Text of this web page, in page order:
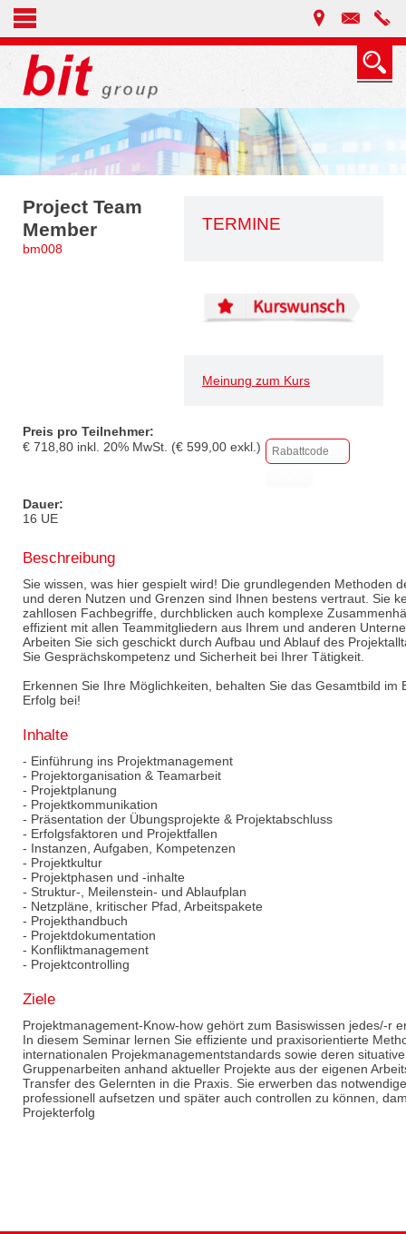
TERMINE
Meinung zum Kurs
Project Team
Member
bm008
Preis pro Teilnehmer:
€ 718,80 inkl. 20% MwSt. (€ 599,00 exkl.)
Dauer:
16 UE
Beschreibung
Sie wissen, was hier gespielt wird! Die grundlegenden Methoden
und deren Nutzen und Grenzen sind Ihnen bestens vertraut. Sie
zahllosen Fachbegriffe, durchblicken auch komplexe
effizient mit allen Teammitgliedern aus Ihrem und anderen
Arbeiten Sie sich geschickt durch Aufbau und Ablauf des
Sie Gesprächskompetenz und Sicherheit bei Ihrer Tätigkeit.
Erkennen Sie Ihre Möglichkeiten, behalten Sie das Gesamtbild im
Erfolg bei!
Inhalte
- Einführung ins Projektmanagement
- Projektorganisation & Teamarbeit
- Projektplanung
- Projektkommunikation
- Präsentation der Übungsprojekte & Projektabschluss
- Erfolgsfaktoren und Projektfallen
- Instanzen, Aufgaben, Kompetenzen
- Projektkultur
- Projektphasen und -inhalte
- Struktur-, Meilenstein- und Ablaufplan
- Netzpläne, kritischer Pfad, Arbeitspakete
- Projekthandbuch
- Projektdokumentation
- Konfliktmanagement
- Projektcontrolling
Ziele
Projektmanagement-Know-how gehört zum Basiswissen jedes/-r
In diesem Seminar lernen Sie effiziente und praxisorientierte
internationalen Projekmanagementstandards sowie deren
Gruppenarbeiten anhand aktueller Projekte aus der eigenen
Transfer des Gelernten in die Praxis. Sie erwerben das
professionell aufsetzen und später auch controllen zu können,
Projekterfolg